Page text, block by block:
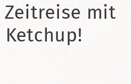
Zeitreise mit
Ketchup!